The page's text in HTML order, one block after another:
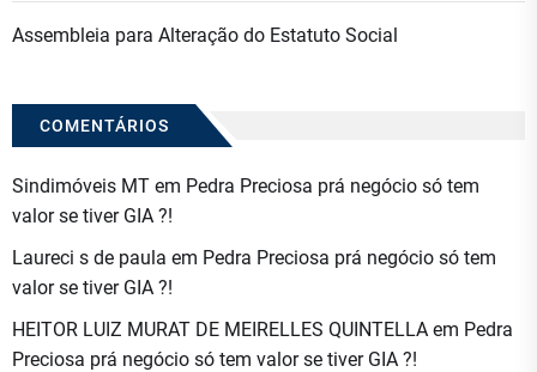
Assembleia para Alteração do Estatuto Social
COMENTÁRIOS
Sindimóveis MT em Pedra Preciosa prá negócio só tem
valor se tiver GIA ?!
Laureci s de paula em Pedra Preciosa prá negócio só tem
valor se tiver GIA ?!
HEITOR LUIZ MURAT DE MEIRELLES QUINTELLA em Pedra
Preciosa prá negócio só tem valor se tiver GIA ?!